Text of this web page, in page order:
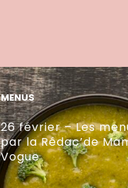
MENUS
26 février – Les
par la Rédac’de
Vogue